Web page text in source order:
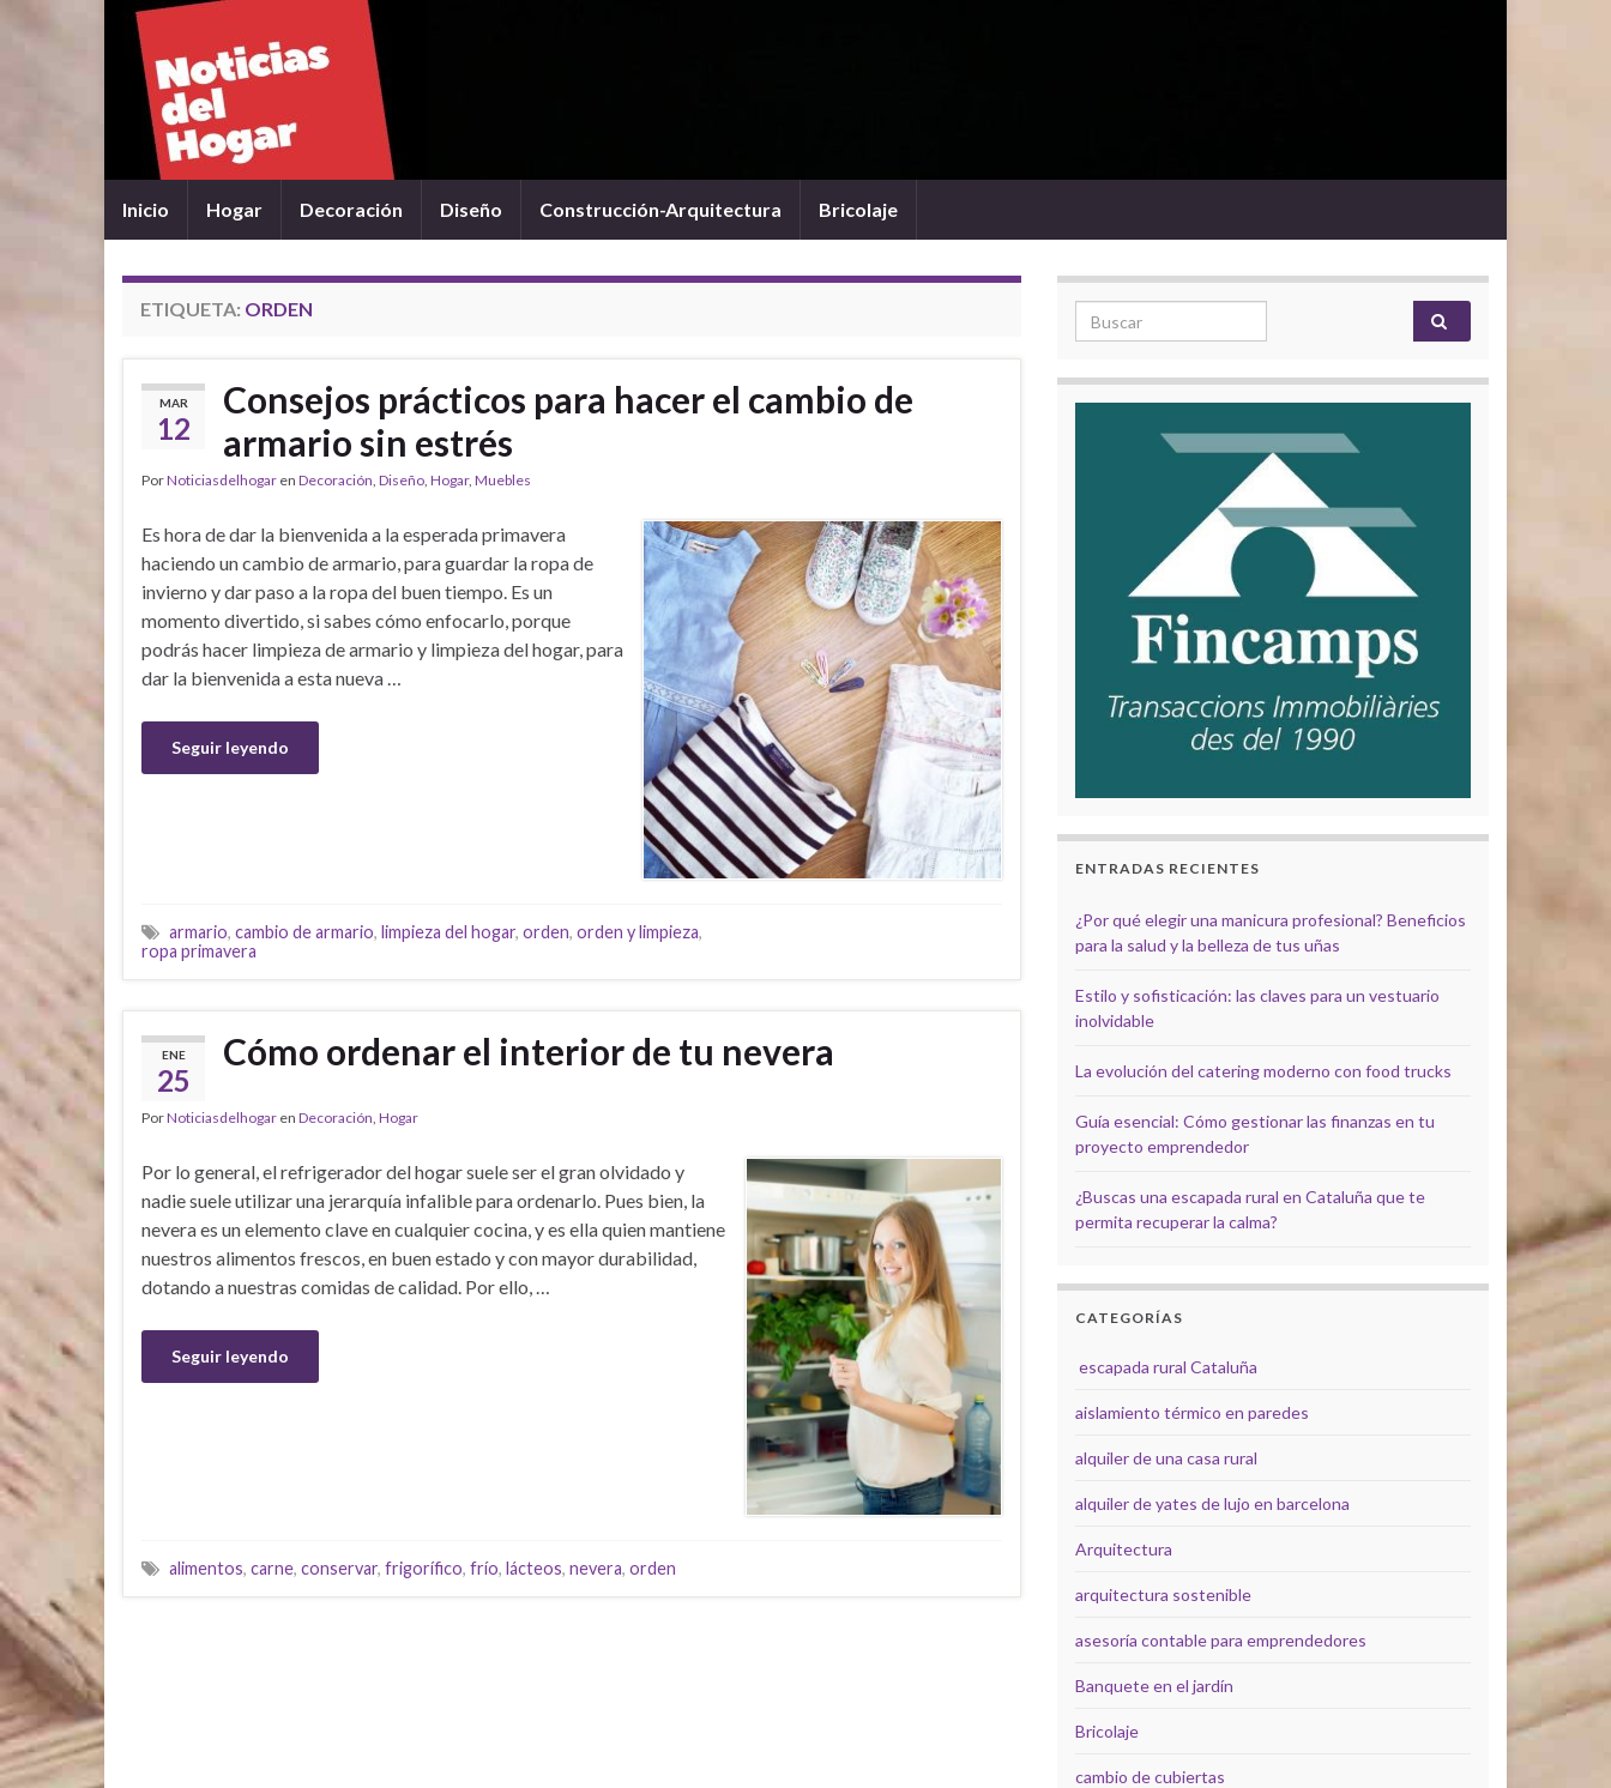
Inicio Hogar Decoración Diseño Construcción-Arquitectura Bricolaje
ETIQUETA: ORDEN
MAR
12
Consejos prácticos para hacer el cambio de
armario sin estrés
PorNoticiasdelhogar en Decoración, Diseño, Hogar, Muebles
Es hora de dar la bienvenida a la esperada primavera
haciendo un cambio de armario, para guardar la ropa de
invierno y dar paso a la ropa del buen tiempo. Es un
momento divertido, si sabes cómo enfocarlo, porque
podrás hacer limpieza de armario y limpieza del hogar, para
dar la bienvenida a esta nueva …
Seguir leyendo
armario, cambio de armario, limpieza del hogar, orden, orden y limpieza,
ropa primavera
ENE
25
Cómo ordenar el interior de tu nevera
PorNoticiasdelhogar en Decoración, Hogar
Por lo general, el refrigerador del hogar suele ser el gran olvidado y
nadie suele utilizar una jerarquía infalible para ordenarlo. Pues bien, la
nevera es un elemento clave en cualquier cocina, y es ella quien mantiene
nuestros alimentos frescos, en buen estado y con mayor durabilidad,
dotando a nuestras comidas de calidad. Por ello, …
Seguir leyendo
alimentos, carne, conservar, frigorífico, frío, lácteos, nevera, orden
Search for:
ENTRADAS RECIENTES
¿Por qué elegir una manicura profesional? Beneficios
para la salud y la belleza de tus uñas
Estilo y sofisticación: las claves para un vestuario
inolvidable
La evolución del catering moderno con food trucks
Guía esencial: Cómo gestionar las finanzas en tu
proyecto emprendedor
¿Buscas una escapada rural en Cataluña que te
permita recuperar la calma?
CATEGORÍAS
escapada rural Cataluña
aislamiento térmico en paredes
alquiler de una casa rural
alquiler de yates de lujo en barcelona
Arquitectura
arquitectura sostenible
asesoría contable para emprendedores
Banquete en el jardín
Bricolaje
cambio de cubiertas